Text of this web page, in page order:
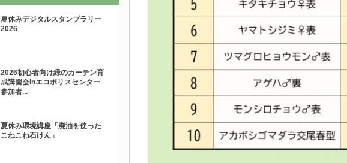
夏休みデジタルスタンプラリー
2026
2026初心者向け緑のカーテン育
成講習会inエコポリスセンター
参加者...
夏休み環境講座「廃油を使った
こねこね石けん」